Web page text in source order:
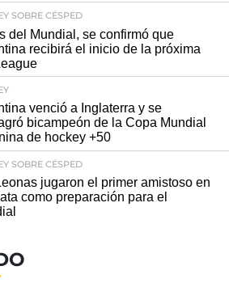
SOBRE CÉSPED
del Mundial, se confirmó que
recibirá el inicio de la próxima
venció a Inglaterra y se
bicampeón de la Copa Mundial
de hockey +50
SOBRE CÉSPED
jugaron el primer amistoso en
como preparación para el